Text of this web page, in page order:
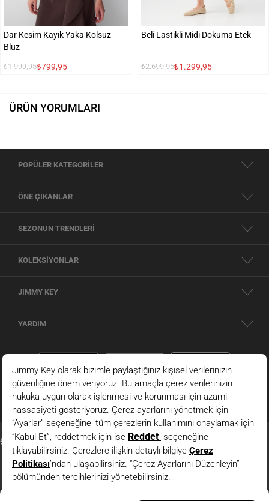
Dar Kesim Kayık Yaka Kolsuz
Bluz
₺1.999,95₺799,95
Beli Lastikli Midi Dokuma Etek
₺2.699,95₺1.299,95
ÜRÜN YORUMLARI
POPÜLER KATEGORİLER
ÖNE ÇIKANLAR
SEZONUN TRENDLERİ
KOLEKSİYONLAR
JIMMY KEY
YARDIM